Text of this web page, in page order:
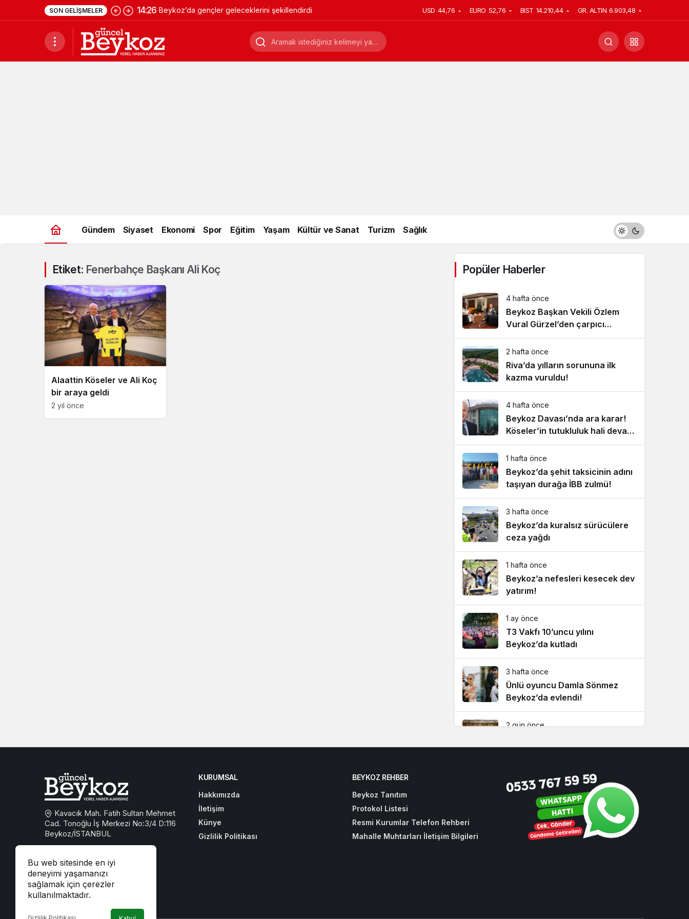
SON GELIŞMELER 14:26 Beykoz’da gençler geleceklerini şekillendirdi USD 44,76 EURO 52,76 BIST 14.210,44 GR. ALTIN 6.903,48
Gündem Siyaset Ekonomi Spor Eğitim Yaşam Kültür ve Sanat Turizm Sağlık
Etiket: Fenerbahçe Başkanı Ali Koç
Alaattin Köseler ve Ali Koç
bir araya geldi
2 yıl önce
Popüler Haberler
4 hafta önce
Beykoz Başkan Vekili Özlem
Vural Gürzel’den çarpıcı
açıklamalar!
2 hafta önce
Riva’da yılların sorununa ilk
kazma vuruldu!
4 hafta önce
Beykoz Davası’nda ara karar!
Köseler’in tutukluluk hali devam
ediyor!
1 hafta önce
Beykoz’da şehit taksicinin adını
taşıyan durağa İBB zulmü!
3 hafta önce
Beykoz’da kuralsız sürücülere
ceza yağdı
1 hafta önce
Beykoz’a nefesleri kesecek dev
yatırım!
1 ay önce
T3 Vakfı 10’uncu yılını
Beykoz’da kutladı
3 hafta önce
Ünlü oyuncu Damla Sönmez
Beykoz’da evlendi!
2 gün önce
4 hafta önce
Beykoz’da tarihi zirve!
Çavuşbaşı için kritik buluşma
Bu web sitesinde en iyi
deneyimi yaşamanızı
sağlamak için çerezler
kullanılmaktadır.
Kavacık Mah. Fatih Sultan Mehmet
Cad. Tonoğlu İş Merkezi No:3/4 D:116
Beykoz/İSTANBUL
beykozguncel@gmail.com
iletisim@beykozguncel.com
KURUMSAL
Hakkımızda
İletişim
Künye
Gizlilik Politikası
BEYKOZ REHBER
Beykoz Tanıtım
Protokol Listesi
Resmi Kurumlar Telefon Rehberi
Mahalle Muhtarları İletişim Bilgileri